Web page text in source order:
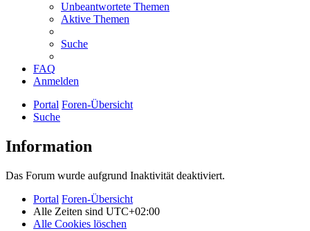
Unbeantwortete Themen
Aktive Themen
Suche
FAQ
Anmelden
Portal Foren-Übersicht
Suche
Information
Das Forum wurde aufgrund Inaktivität deaktiviert.
Portal Foren-Übersicht
Alle Zeiten sind UTC+02:00
Alle Cookies löschen